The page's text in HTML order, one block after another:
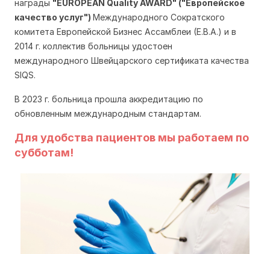
награды "EUROPEAN Quality AWARD" ("Европейское
качество услуг") Международного Сократского
комитета Европейской Бизнес Ассамблеи (Е.В.А.) и в
2014 г. коллектив больницы удостоен
международного Швейцарского сертификата качества
SIQS.
В 2023 г. больница прошла аккредитацию по
обновленным международным стандартам.
Для удобства пациентов мы работаем по
субботам!